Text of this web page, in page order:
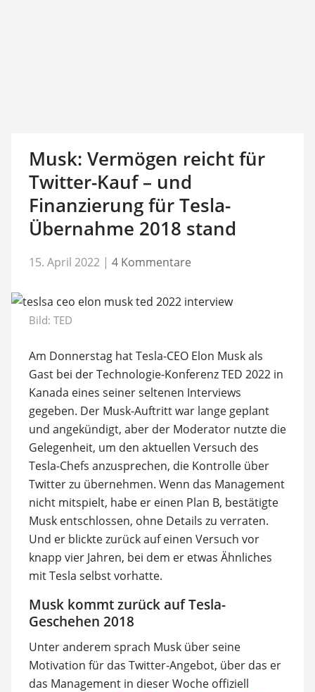
Musk: Vermögen reicht für
Twitter-Kauf – und
Finanzierung für Tesla-
Übernahme 2018 stand
15. April 2022 | 4 Kommentare
Bild: TED
Am Donnerstag hat Tesla-CEO Elon Musk als
Gast bei der Technologie-Konferenz TED 2022 in
Kanada eines seiner seltenen Interviews
gegeben. Der Musk-Auftritt war lange geplant
und angekündigt, aber der Moderator nutzte die
Gelegenheit, um den aktuellen Versuch des
Tesla-Chefs anzusprechen, die Kontrolle über
Twitter zu übernehmen. Wenn das Management
nicht mitspielt, habe er einen Plan B, bestätigte
Musk entschlossen, ohne Details zu verraten.
Und er blickte zurück auf einen Versuch vor
knapp vier Jahren, bei dem er etwas Ähnliches
mit Tesla selbst vorhatte.
Musk kommt zurück auf Tesla-
Geschehen 2018
Unter anderem sprach Musk über seine
Motivation für das Twitter-Angebot, über das er
das Management in dieser Woche offiziell